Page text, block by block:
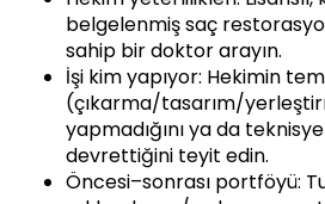
belgelenmiş saç
sahip bir doktor arayın.
İşi kim yapıyor: Hekimin
(çıkarma/tasarım/
yapmadığını ya da
devrettiğini teyit edin.
Öncesi–sonrası portföyü: